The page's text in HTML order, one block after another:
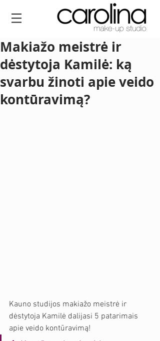
Makiažo meistrė ir
dėstytoja Kamilė: ką
svarbu žinoti apie veido
kontūravimą?
Kauno studijos makiažo meistrė ir
dėstytoja Kamilė dalijasi 5 patarimais
apie veido kontūravimą!